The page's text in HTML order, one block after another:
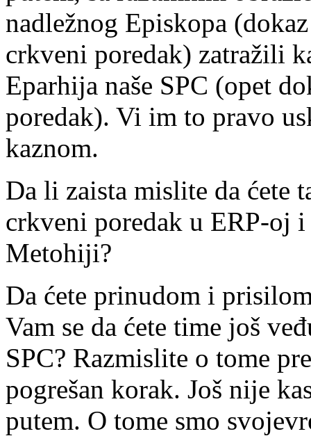
nadležnog Episkopa
crkveni poredak) zatražili
Eparhija naše SPC (opet
poredak). Vi im to pravo
kaznom.
Da li zaista mislite da
crkveni poredak u ERP-oj
Metohiji?
Da ćete prinudom i
Vam se da ćete time još
SPC? Razmislite o tome
pogrešan korak. Još nije
putem. O tome smo